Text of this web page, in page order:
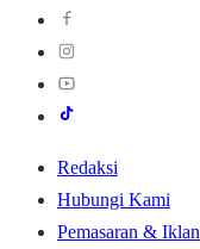
Redaksi
Hubungi Kami
Pemasaran & Iklan